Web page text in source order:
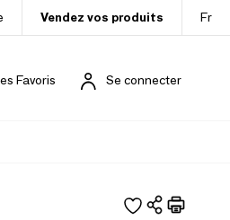
Vendez vos produits Fr
Favoris Se connecter